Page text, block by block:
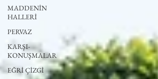
MADDENİN
HALLERİ
PERVAZ
KARŞI-
KONUŞMALAR
EĞRİ ÇİZGİ